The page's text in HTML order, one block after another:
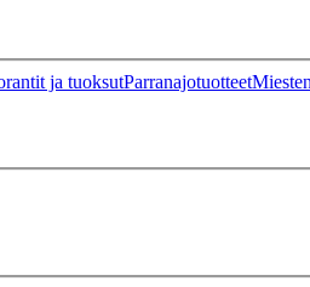
ja tuoksutParranajotuotteet